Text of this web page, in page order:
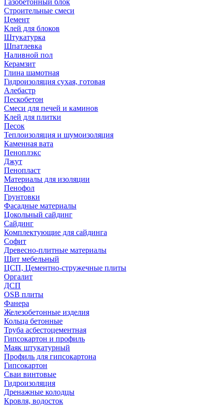
Газобетонный блок
Строительные смеси
Цемент
Клей для блоков
Штукатурка
Шпатлевка
Наливной пол
Керамзит
Глина шамотная
Гидроизоляция сухая, готовая
Алебастр
Пескобетон
Смеси для печей и каминов
Клей для плитки
Песок
Теплоизоляция и шумоизоляция
Каменная вата
Пеноплэкс
Джут
Пенопласт
Материалы для изоляции
Пенофол
Грунтовки
Фасадные материалы
Цокольный сайдинг
Сайдинг
Комплектующие для сайдинга
Софит
Древесно-плитные материалы
Щит мебельный
ЦСП, Цементно-стружечные плиты
Оргалит
ДСП
OSB плиты
Фанера
Железобетонные изделия
Кольца бетонные
Труба асбестоцементная
Гипсокартон и профиль
Маяк штукатурный
Профиль для гипсокартона
Гипсокартон
Сваи винтовые
Гидроизоляция
Дренажные колодцы
Кровля, водосток